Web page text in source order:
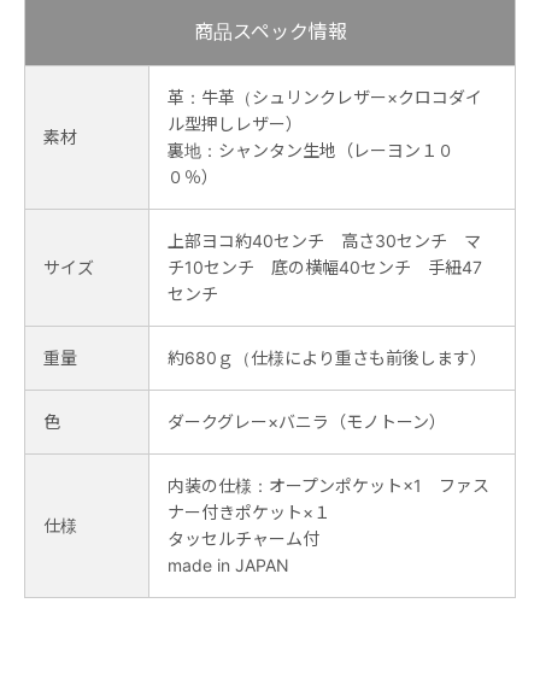
商品スペック情報
素材
革：牛革（シュリンクレザー×クロコダイ
ル型押しレザー）
裏地：シャンタン生地（レーヨン１０
０％）
サイズ
上部ヨコ約40センチ 高さ30センチ マ
チ10センチ 底の横幅40センチ 手紐47
センチ
重量 約680ｇ（仕様により重さも前後します）
色 ダークグレー×バニラ（モノトーン）
仕様
内装の仕様：オープンポケット×1 ファス
ナー付きポケット×１
タッセルチャーム付
made in JAPAN